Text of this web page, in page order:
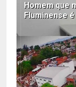
Homem que
Fluminense